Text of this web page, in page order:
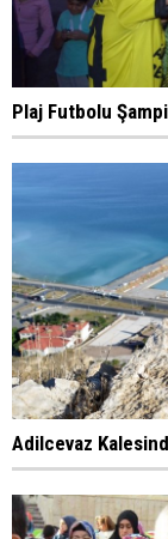
Plaj Futbolu
Adilcevaz